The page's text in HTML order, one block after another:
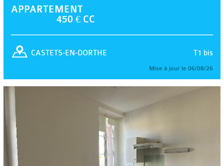
APPARTEMENT
450 € CC
T1 bis
CASTETS-EN-DORTHE
Mise à jour le 06/08/26